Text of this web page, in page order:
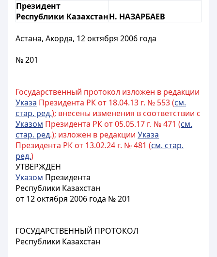
Президент
Республики КазахстанН. НАЗАРБАЕВ
Астана, Акорда, 12 октября 2006 года
№ 201
Государственный протокол изложен в редакции
Указа Президента РК от 18.04.13 г. № 553 (см.
стар. ред.); внесены изменения в соответствии с
Указом Президента РК от 05.05.17 г. № 471 (см.
стар. ред.); изложен в редакции Указа
Президента РК от 13.02.24 г. № 481 (см. стар.
ред.)
УТВЕРЖДЕН
Указом Президента
Республики Казахстан
от 12 октября 2006 года № 201
ГОСУДАРСТВЕННЫЙ ПРОТОКОЛ
Республики Казахстан